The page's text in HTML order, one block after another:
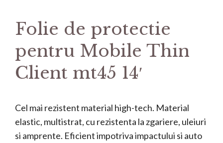
Folie de protectie
pentru Mobile Thin
Client mt45 14′
Cel mai rezistent material high-tech. Material
elastic, multistrat, cu rezistenta la zgariere, uleiuri
si amprente. Eficient impotriva impactului si auto